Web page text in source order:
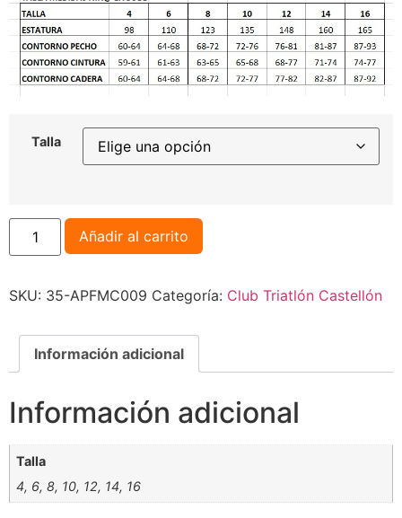
Talla
Añadir al carrito
SKU: 35-APFMC009 Categoría: Club Triatlón Castellón
Información adicional
Información adicional
Talla
4, 6, 8, 10, 12, 14, 16